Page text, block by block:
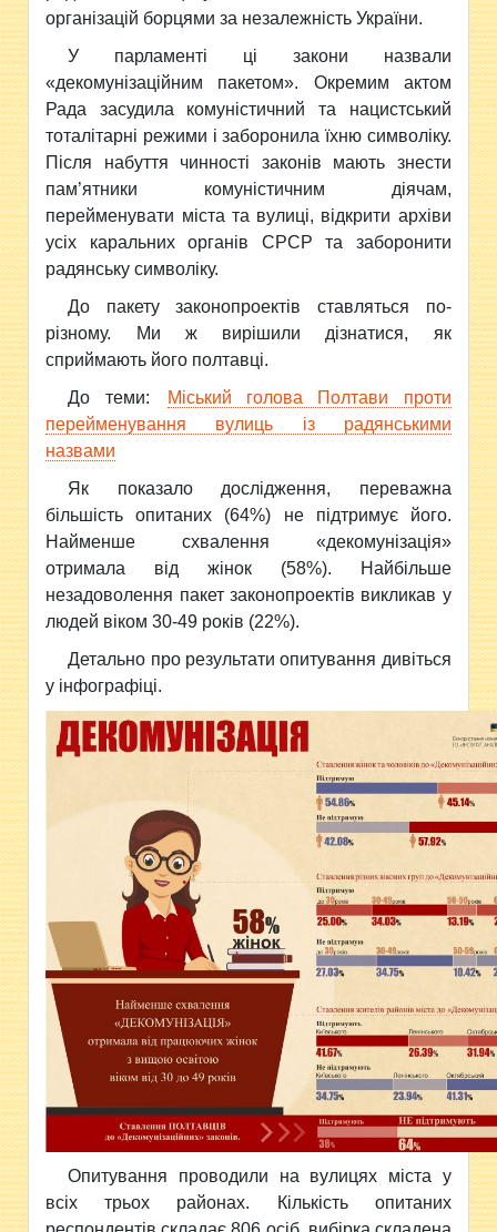
організацій борцями за незалежність України.
У парламенті ці закони назвали
«декомунізаційним пакетом». Окремим актом
Рада засудила комуністичний та нацистський
тоталітарні режими і заборонила їхню символіку.
Після набуття чинності законів мають знести
пам’ятники комуністичним діячам,
перейменувати міста та вулиці, відкрити архіви
усіх каральних органів СРСР та заборонити
радянську символіку.
До пакету законопроектів ставляться по-
різному. Ми ж вирішили дізнатися, як
сприймають його полтавці.
До теми:
Міський голова Полтави проти
перейменування вулиць із радянськими
назвами
Як показало дослідження, переважна
більшість опитаних (64%) не підтримує його.
Найменше схвалення «декомунізація»
отримала від жінок (58%). Найбільше
незадоволення пакет законопроектів викликав у
людей віком 30-49 років (22%).
Детально про результати опитування дивіться
у інфографіці.
Опитування проводили на вулицях міста у
всіх трьох районах. Кількість опитаних